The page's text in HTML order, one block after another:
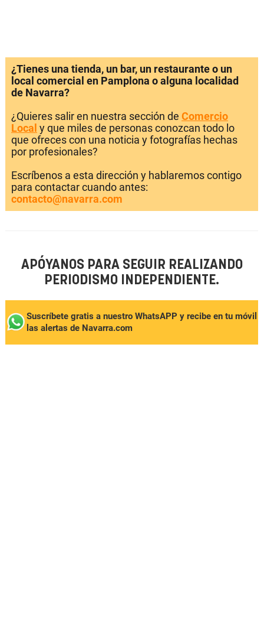
¿Tienes una tienda, un bar, un restaurante o un
local comercial en Pamplona o alguna localidad
de Navarra?
¿Quieres salir en nuestra sección de Comercio
Local y que miles de personas conozcan todo lo
que ofreces con una noticia y fotografías hechas
por profesionales?
Escríbenos a esta dirección y hablaremos contigo
para contactar cuando antes:
contacto@navarra.com
APÓYANOS PARA SEGUIR REALIZANDO
PERIODISMO INDEPENDIENTE.
Suscríbete gratis a nuestro WhatsAPP y recibe en tu móvil
las alertas de Navarra.com